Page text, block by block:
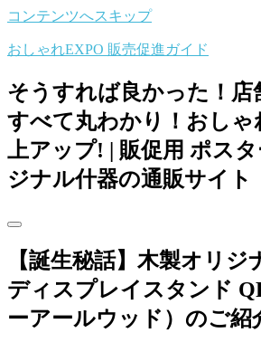
コンテンツへスキップ
おしゃれEXPO 販売促進ガイド
そうすれば良かった！店
すべて丸わかり！おしゃ
上アップ! | 販促用 ポスタ
ジナル什器の通販サイト
【誕生秘話】木製オリジ
ディスプレイスタンド
ーアールウッド）のご紹